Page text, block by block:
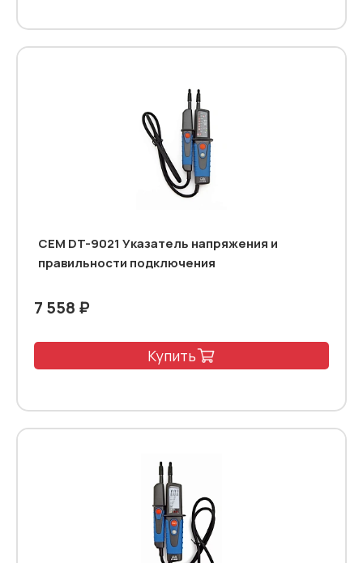
CEM DT-9021 Указатель напряжения и
правильности подключения
7 558 ₽
Купить